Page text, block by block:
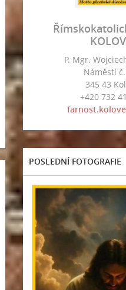
P. Mgr.
Náměstí
345 43
+420 732
POSLEDNÍ FOTOGRAFIE